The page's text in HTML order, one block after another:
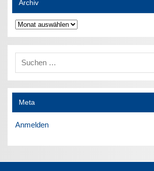
Archiv
Archiv
Meta
Anmelden